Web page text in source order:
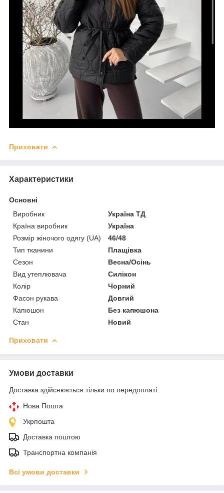
Приховати
Характеристики
Основні
Виробник
Україна ТД
Країна виробник
Україна
Розмір жіночого одягу (UA)
46/48
Тип тканини
Плащівка
Сезон
Весна/Осінь
Вид утеплювача
Силікон
Колір
Чорний
Фасон рукава
Довгий
Капюшон
Без капюшона
Стан
Новий
Приховати
Умови доставки
Доставка здійснюється тільки по передоплаті.
Нова Пошта
Укрпошта
Доставка поштою
Транспортна компанія
Всі умови доставки